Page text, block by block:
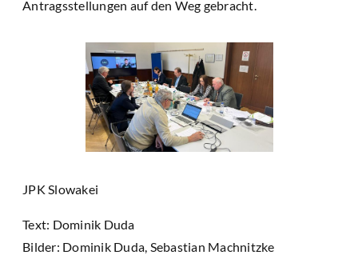
Antragsstellungen auf den Weg gebracht.
JPK Slowakei
Text: Dominik Duda
Bilder: Dominik Duda, Sebastian Machnitzke